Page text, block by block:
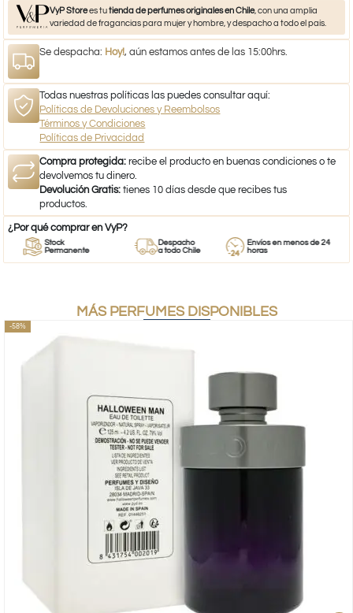
VyP Storees tutienda de perfumes originales en Chile, con una amplia
variedad de fragancias para mujer y hombre, y despacho a todo el país.
Se despacha: Hoy!, aún estamos antes de las 15:00hrs.
Todas nuestras políticas las puedes consultar aquí:
Políticas de Devoluciones y Reembolsos
Términos y Condiciones
Políticas de Privacidad
Compra protegida: recibe el producto en buenas condiciones o te
devolvemos tu dinero.
Devolución Gratis: tienes 10 días desde que recibes tus
productos.
¿Por qué comprar en VyP?
Stock
Permanente
Despacho
a todo Chile
Envíos en menos de 24
horas
MÁS PERFUMES DISPONIBLES
-58%